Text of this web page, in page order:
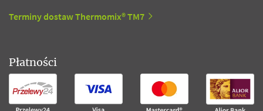
Terminy dostaw Thermomix® TM7
Płatności